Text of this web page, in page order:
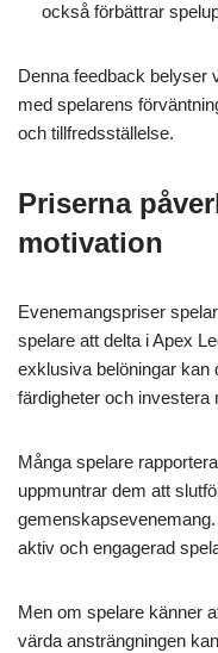
också förbättrar
Denna feedback belyser
med spelarens
och tillfredsställelse.
Priserna
motivation
Evenemangspriser
spelare att delta i Apex
exklusiva belöningar kan
färdigheter och investera
Många spelare
uppmuntrar dem att
aktiv och engagerad
Men om spelare känner
värda ansträngningen